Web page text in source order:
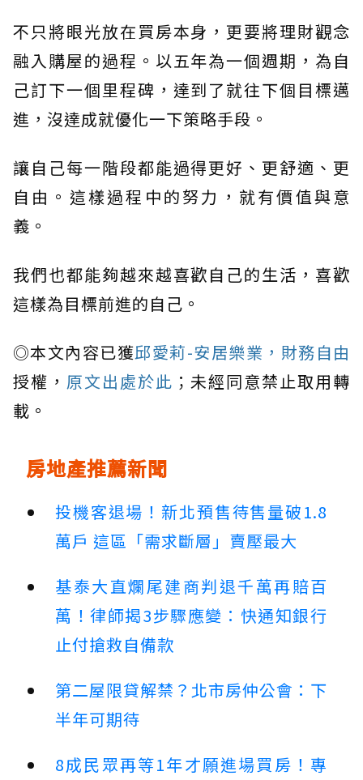
不只將眼光放在買房本身，更要將理財觀念
融入購屋的過程。以五年為一個週期，為自
己訂下一個里程碑，達到了就往下個目標邁
進，沒達成就優化一下策略手段。
讓自己每一階段都能過得更好、更舒適、更
自由。這樣過程中的努力，就有價值與意
義。
我們也都能夠越來越喜歡自己的生活，喜歡
這樣為目標前進的自己。
◎本文內容已獲邱愛莉-安居樂業，財務自由
授權， 原文出處於此 ；未經同意禁止取用轉
載。
房地產推薦新聞
投機客退場！新北預售待售量破1.8
萬戶 這區「需求斷層」賣壓最大
基泰大直爛尾建商判退千萬再賠百
萬！律師揭3步驟應變：快通知銀行
止付搶救自備款
第二屋限貸解禁？北市房仲公會：下
半年可期待
8成民眾再等1年才願進場買房！專